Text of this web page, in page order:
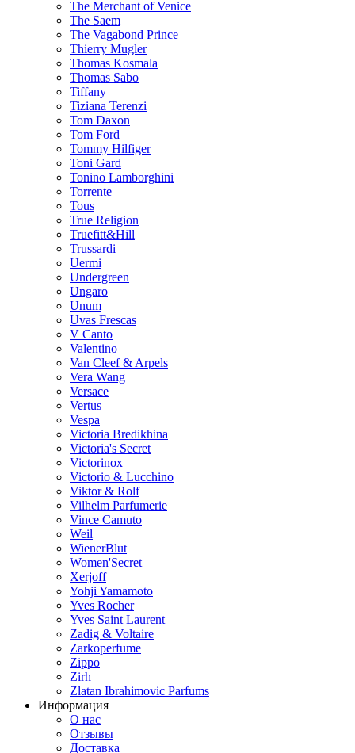
The Merchant of Venice
The Saem
The Vagabond Prince
Thierry Mugler
Thomas Kosmala
Thomas Sabo
Tiffany
Tiziana Terenzi
Tom Daxon
Tom Ford
Tommy Hilfiger
Toni Gard
Tonino Lamborghini
Torrente
Tous
True Religion
Truefitt&Hill
Trussardi
Uermi
Undergreen
Ungaro
Unum
Uvas Frescas
V Canto
Valentino
Van Cleef & Arpels
Vera Wang
Versace
Vertus
Vespa
Victoria Bredikhina
Victoria's Secret
Victorinox
Victorio & Lucchino
Viktor & Rolf
Vilhelm Parfumerie
Vince Camuto
Weil
WienerBlut
Women'Secret
Xerjoff
Yohji Yamamoto
Yves Rocher
Yves Saint Laurent
Zadig & Voltaire
Zarkoperfume
Zippo
Zirh
Zlatan Ibrahimovic Parfums
Информация
О нас
Отзывы
Доставка